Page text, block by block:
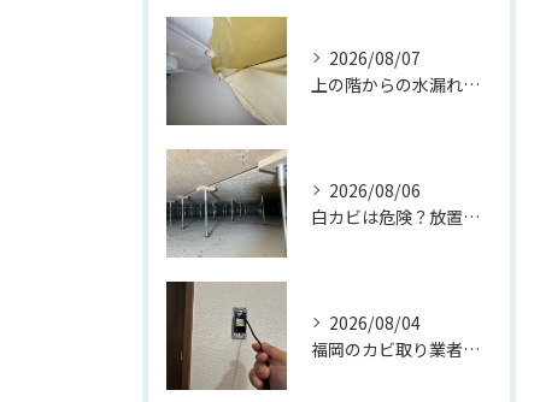
2026/08/07
上の階からの水漏れでカビ｜対処法と業者
2026/08/06
白カビは危険？放置のリスクと取り方
2026/08/04
福岡のカビ取り業者おすすめの選び方と費用